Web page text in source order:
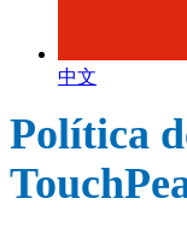
中文
Política